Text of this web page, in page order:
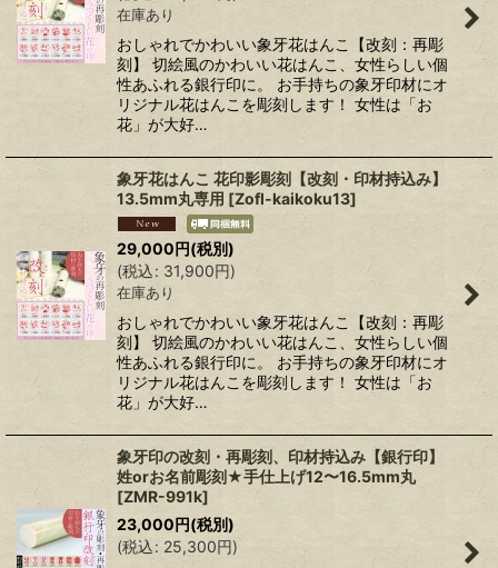
在庫あり
おしゃれでかわいい象牙花はんこ【改刻：再彫
刻】 切絵風のかわいい花はんこ、女性らしい個
性あふれる銀行印に。 お手持ちの象牙印材にオ
リジナル花はんこを彫刻します！ 女性は「お
花」が大好…
象牙花はんこ 花印影彫刻【改刻・印材持込み】
13.5mm丸専用 [Zofl-kaikoku13]
29,000円(税別)
(税込: 31,900円)
在庫あり
おしゃれでかわいい象牙花はんこ【改刻：再彫
刻】 切絵風のかわいい花はんこ、女性らしい個
性あふれる銀行印に。 お手持ちの象牙印材にオ
リジナル花はんこを彫刻します！ 女性は「お
花」が大好…
象牙印の改刻・再彫刻、印材持込み【銀行印】
姓orお名前彫刻★手仕上げ12〜16.5mm丸
[ZMR-991k]
23,000円(税別)
(税込: 25,300円)